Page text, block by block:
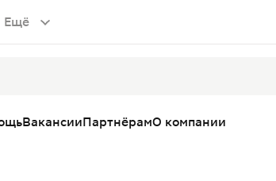
Ещё
ВакансииПартнёрамО компании